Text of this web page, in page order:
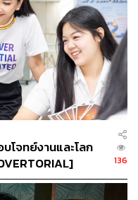
ง
ป็นการสนับสนุนการ
ริจาคเงินให้
นภาษีได้ 1 เท่า ของ
น 10,000 บาทต่อปี
าค
โจทย์งานและโลก
136